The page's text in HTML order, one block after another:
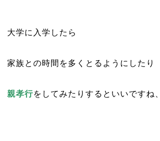
大学に入学したら
家族との時間を多くとるようにしたり
親孝行をしてみたりするといいですね、